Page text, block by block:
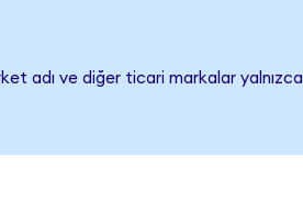
adı ve diğer ticari markalar yalnızca